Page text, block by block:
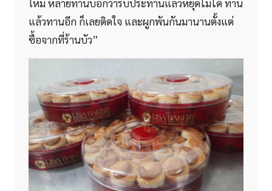
ใหม่ หลายท่านบอกว่ารับประทานแล้วหยุดไม่ได้ ทาน
แล้วทานอีก ก็เลยติดใจ และผูกพันกันมานานตั้งแต่
ซื้อจากที่ร้านบัว”